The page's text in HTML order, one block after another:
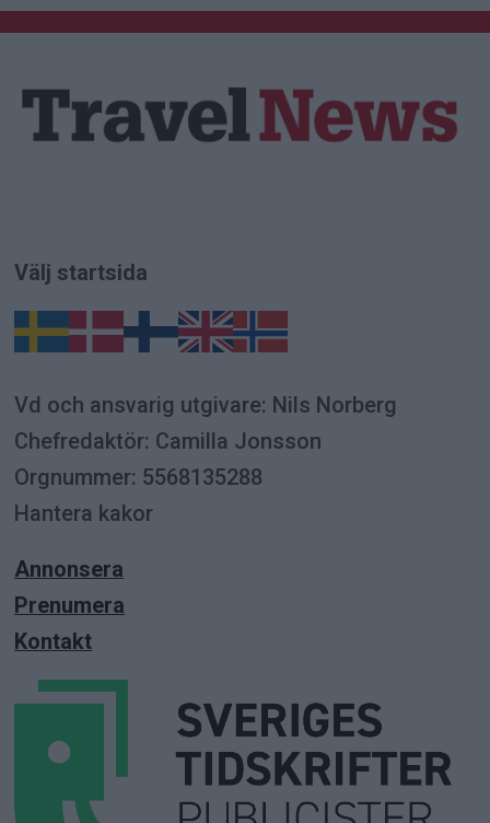
Välj startsida
Vd och ansvarig utgivare: Nils Norberg
Chefredaktör: Camilla Jonsson
Orgnummer: 5568135288
Hantera kakor
Annonsera
Prenumera
Kontakt